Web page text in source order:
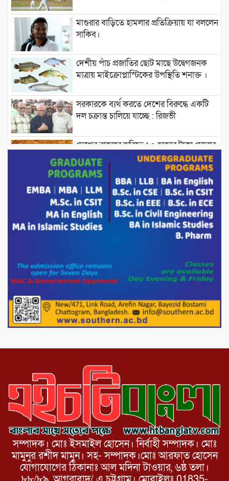
মাগুরার বাড়িতে হামলার প্রতিক্রিয়ায় যা বললেন
সাকিব।
দেশীয় পাঁচ প্রজাতির ছোট মাছে উদ্বেগজনক
মাত্রায় মাইক্রোপ্লাস্টিকের উপস্থিতি শনাক্ত ।
সরকারকে ব্যর্থ করতে দেশের বিরুদ্ধে একটি
দল চক্রান্ত চালিয়ে যাচ্ছে : রিজভী
দেশের বাজারে ভরিতে ১০ হাজার টাকা সোনার
দাম বাড়ানোর ঘোষণা।
ভারপ্রাপ্ত রাষ্ট্রপতি হাফিজ উদ্দিন আহমদের
সাথে এইচটি বাংলা অনলাইন পোর্টাল ও আইপি
টিভির সম্পাদক মোঃ ইসমাইল হোসেনের
সৌজন্য সাক্ষাৎ।
পাটগ্রামে জুলাই অভ্যুত্থান দিবস উপলক্ষে
পোরশায় গণঅভ্যুত্থান দিবসে শহিদ ও জুলাই
১১ দলীয় ঐক্য পোরশা উপজেলা শাখার
সম্পাদক। মোঃ ইসমাইল হোসেন। নির্বাহী সম্পাদক। মোঃ
মামুনুর রশীদ মামুন। সহ- সম্পাদক।মোঃ আরফাত হোসেন
যোগাযোগের ঠিকানাঃ আল মদিনা টাওয়ার, ৬ষ্ঠ তলা।